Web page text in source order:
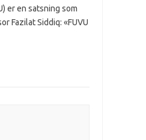
er en satsning som
Fazilat Siddiq: «FUVU